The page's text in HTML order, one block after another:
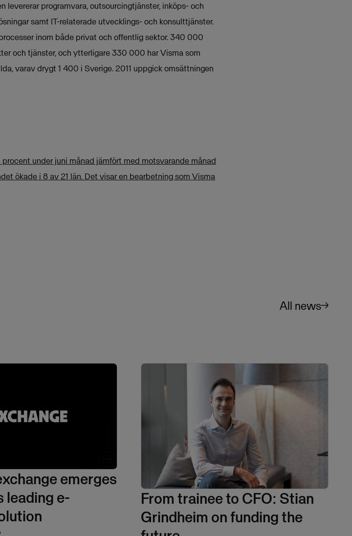
levererar programvara, outsourcingtjänster, inköps- och
samt IT-relaterade utvecklings- och konsulttjänster.
inom både privat och offentlig sektor. 340 000
och tjänster, och ytterligare 330 000 har Visma som
varav drygt 1 400 i Sverige. 2011 uppgick omsättningen
under juni månad jämfört med motsvarande månad
ökade i 8 av 21 län. Det visar en bearbetning som Visma
All news
emerges
leading e-
From trainee to CFO: Stian
Grindheim on funding the